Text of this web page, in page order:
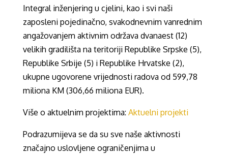
Integral inženjering u cjelini, kao i svi naši
zaposleni pojedinačno, svakodnevnim vanrednim
angažovanjem aktivnim održava dvanaest (12)
velikih gradilišta na teritoriji Republike Srpske (5),
Republike Srbije (5) i Republike Hrvatske (2),
ukupne ugovorene vrijednosti radova od 599,78
miliona KM (306,66 miliona EUR).
Više o aktuelnim projektima: Aktuelni projekti
Podrazumijeva se da su sve naše aktivnosti
značajno uslovljene ograničenjima u